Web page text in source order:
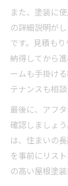
また、塗装に
の詳細説明が
です。見積も
納得してから
ームも手掛け
テナンスも相
最後に、アフ
確認しましょ
は、住まいの
を事前にリス
の高い屋根塗